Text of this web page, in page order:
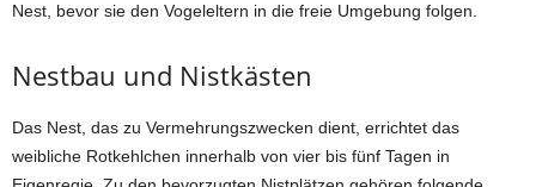
Nest, bevor sie den Vogeleltern in die freie Umgebung folgen.
Nestbau und Nistkästen
Das Nest, das zu Vermehrungszwecken dient, errichtet das
weibliche Rotkehlchen innerhalb von vier bis fünf Tagen in